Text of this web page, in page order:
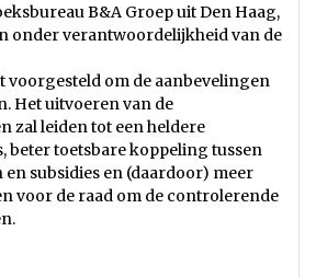
B&A Groep uit Den Haag,
onder verantwoordelijkheid van de
voorgesteld om de aanbevelingen
Het uitvoeren van de
zal leiden tot een heldere
beter toetsbare koppeling tussen
en subsidies en (daardoor) meer
voor de raad om de controlerende